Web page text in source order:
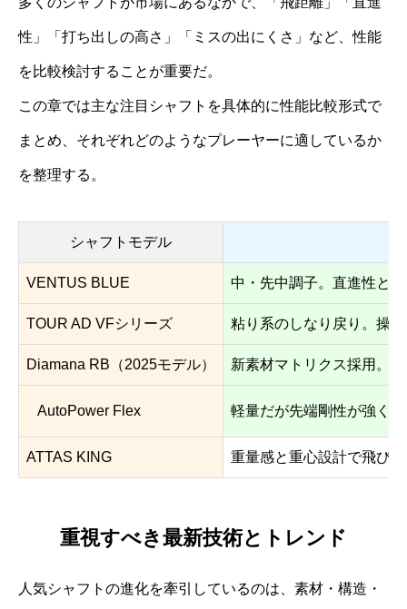
性」「打ち出しの高さ」「ミスの出にくさ」など、性能
を比較検討することが重要だ。
この章では主な注目シャフトを具体的に性能比較形式で
まとめ、それぞれどのようなプレーヤーに適しているか
を整理する。
シャフトモデル
VENTUS BLUE 中・先中調子。直進性と
TOUR AD VFシリーズ 粘り系のしなり戻り。操
Diamana RB（2025モデル） 新素材マトリクス採用。
AutoPower Flex 軽量だが先端剛性が強く
ATTAS KING 重量感と重心設計で飛び
重視すべき最新技術とトレンド
人気シャフトの進化を牽引しているのは、素材・構造・